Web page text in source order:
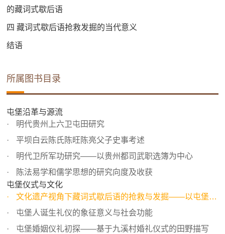
的藏词式歇后语
四 藏词式歇后语抢救发掘的当代意义
结语
所属图书目录
屯堡沿革与源流
明代贵州上六卫屯田研究
平坝白云陈氏陈旺陈亮父子史事考述
明代卫所军功研究——以贵州都司武职选簿为中心
陈法易学和儒学思想的研究向度及收获
屯堡仪式与文化
文化遗产视角下藏词式歇后语的抢救与发掘——以屯堡人的“...
屯堡人诞生礼仪的象征意义与社会功能
屯堡婚姻仪礼初探——基于九溪村婚礼仪式的田野描写